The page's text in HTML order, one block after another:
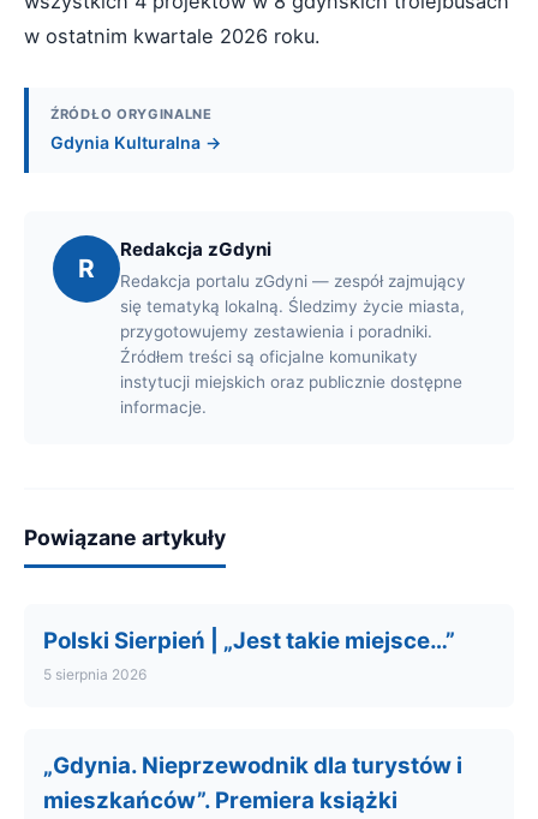
w ostatnim kwartale 2026 roku.
ŹRÓDŁO ORYGINALNE
Gdynia Kulturalna →
R
Redakcja zGdyni
Redakcja portalu zGdyni — zespół zajmujący
się tematyką lokalną. Śledzimy życie miasta,
przygotowujemy zestawienia i poradniki.
Źródłem treści są oficjalne komunikaty
instytucji miejskich oraz publicznie dostępne
informacje.
Powiązane artykuły
Polski Sierpień | „Jest takie miejsce…”
5 sierpnia 2026
„Gdynia. Nieprzewodnik dla turystów i
mieszkańców”. Premiera książki